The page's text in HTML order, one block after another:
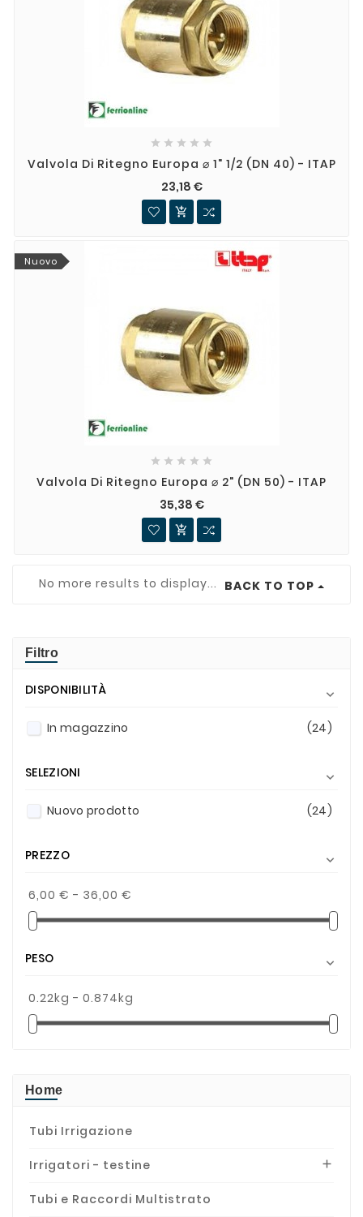
    
Valvola Di Ritegno Europa ⌀ 1" 1/2 (DN 40) - ITAP
23,18 €

Nuovo
    
Valvola Di Ritegno Europa ⌀ 2" (DN 50) - ITAP
35,38 €

No more results to display... BACK TO TOP
Filtro
DISPONIBILITÀ 
In magazzino (24)
SELEZIONI 
Nuovo prodotto (24)
PREZZO 
6,00 € - 36,00 €
PESO 
0.22kg - 0.874kg
Home
Tubi Irrigazione
Irrigatori - testine 
Tubi e Raccordi Multistrato